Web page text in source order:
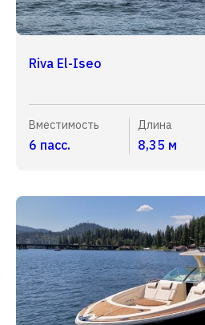
Riva El-Iseo
Вместимость
6 пасс.
Длина
8,35 м